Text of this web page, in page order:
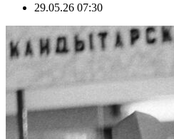
29.05.26 07:30